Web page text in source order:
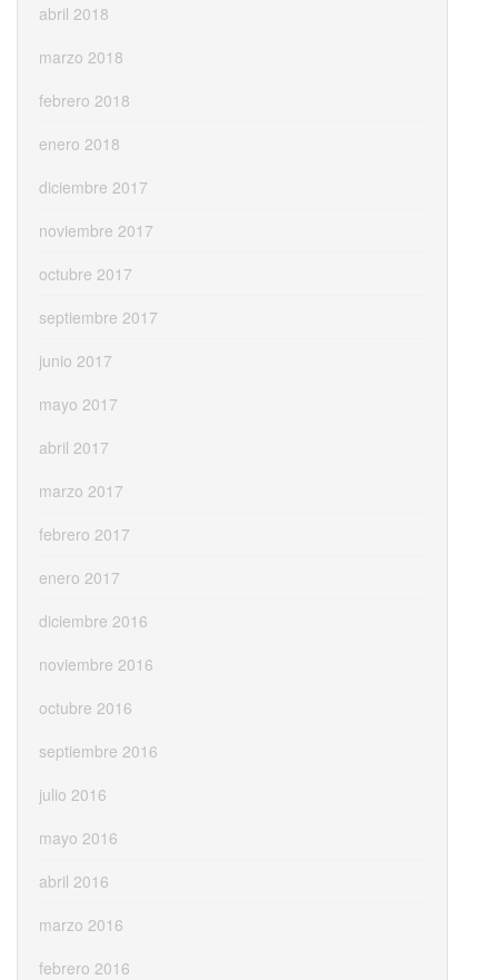
abril 2018
marzo 2018
febrero 2018
enero 2018
diciembre 2017
noviembre 2017
octubre 2017
septiembre 2017
junio 2017
mayo 2017
abril 2017
marzo 2017
febrero 2017
enero 2017
diciembre 2016
noviembre 2016
octubre 2016
septiembre 2016
julio 2016
mayo 2016
abril 2016
marzo 2016
febrero 2016